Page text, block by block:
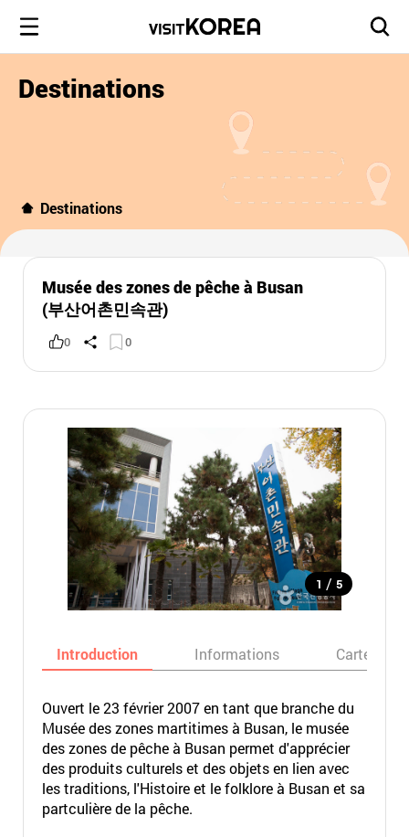
Destinations
Destinations
Musée des zones de pêche à Busan
(부산어촌민속관)
0 0
1 / 5
Introduction Informations Carte
Ouvert le 23 février 2007 en tant que branche du
Musée des zones martitimes à Busan, le musée
des zones de pêche à Busan permet d'apprécier
des produits culturels et des objets en lien avec
les traditions, l'Histoire et le folklore à Busan et sa
partculière de la pêche.